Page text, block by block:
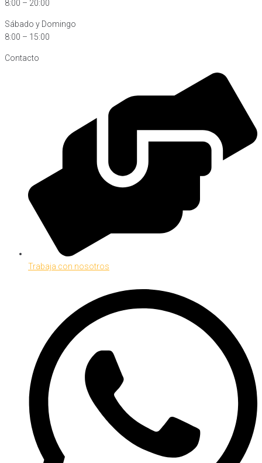
8:00 – 20:00
Sábado y Domingo
8:00 – 15:00
Contacto
Trabaja con nosotros